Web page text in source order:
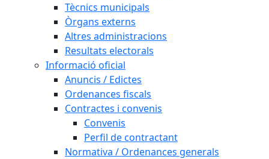
Tècnics municipals
Òrgans externs
Altres administracions
Resultats electorals
Informació oficial
Anuncis / Edictes
Ordenances fiscals
Contractes i convenis
Convenis
Perfil de contractant
Normativa / Ordenances generals